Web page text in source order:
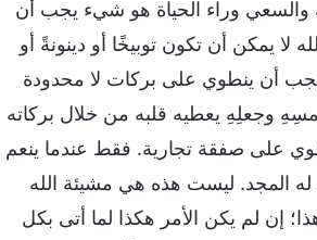
والسعي وراء الحياة هو شيء يجب أن
لا يمكن أن تكون توبيخًا أو دينونةً أو
أن ينطوي على بركات لا محدودة
وجعلِهِ يعطيه قلبه من خلال بركاته
على صفقة تجارية. فقط عندما ينعم
المجد. ليست هذه هي مشيئة الله
إن لم يكن الأمر هكذا لما أتى بكل